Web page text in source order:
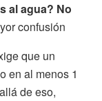
al agua? No
confusión
que un
en al menos 1
de eso,